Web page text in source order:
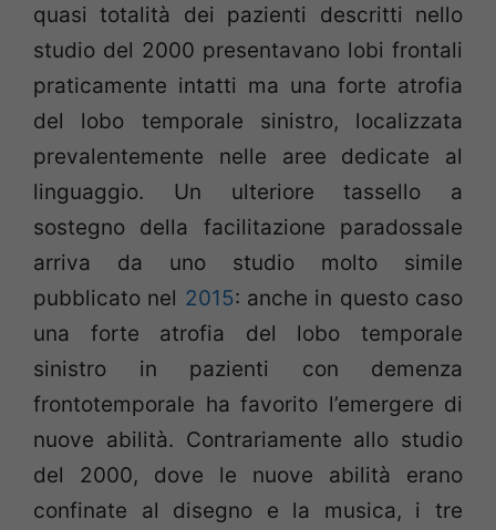
quasi totalità dei pazienti descritti nello
studio del 2000 presentavano lobi frontali
praticamente intatti ma una forte atrofia
del lobo temporale sinistro, localizzata
prevalentemente nelle aree dedicate al
linguaggio. Un ulteriore tassello a
sostegno della facilitazione paradossale
arriva da uno studio molto simile
pubblicato nel 2015: anche in questo caso
una forte atrofia del lobo temporale
sinistro in pazienti con demenza
frontotemporale ha favorito l’emergere di
nuove abilità. Contrariamente allo studio
del 2000, dove le nuove abilità erano
confinate al disegno e la musica, i tre